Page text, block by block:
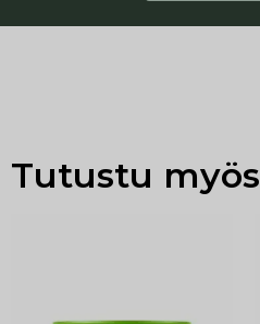
Tutustu myös